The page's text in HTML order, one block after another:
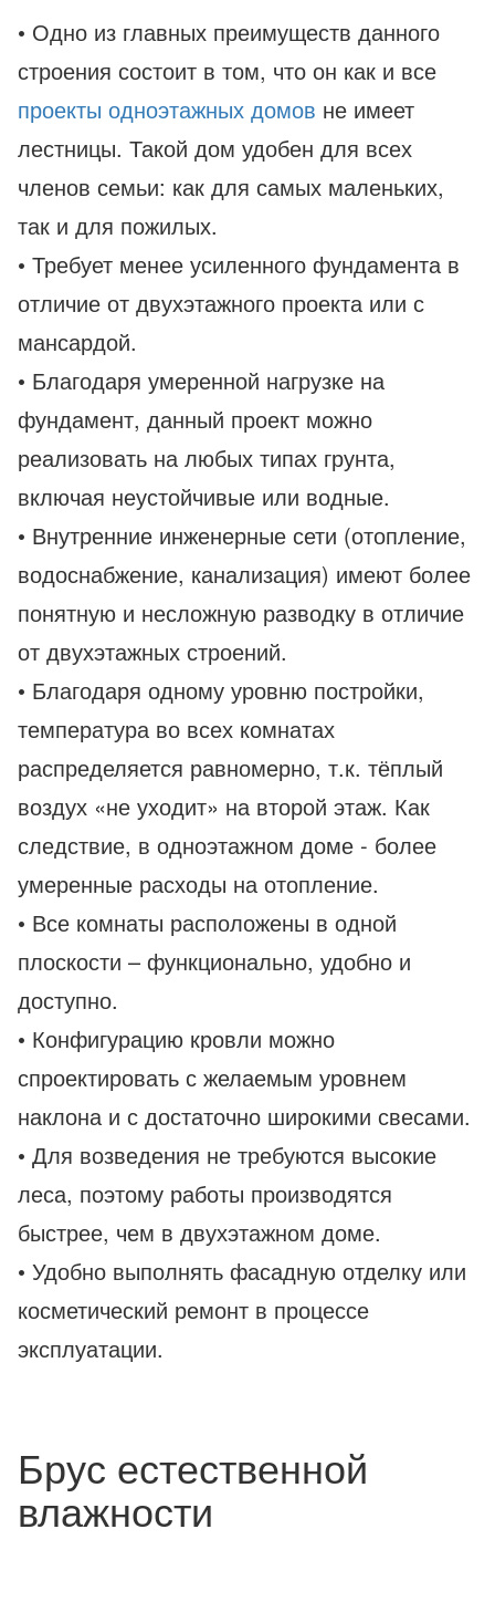
• Одно из главных преимуществ данного
строения состоит в том, что он как и все
проекты одноэтажных домов не имеет
лестницы. Такой дом удобен для всех
членов семьи: как для самых маленьких,
так и для пожилых.
• Требует менее усиленного фундамента в
отличие от двухэтажного проекта или с
мансардой.
• Благодаря умеренной нагрузке на
фундамент, данный проект можно
реализовать на любых типах грунта,
включая неустойчивые или водные.
• Внутренние инженерные сети (отопление,
водоснабжение, канализация) имеют более
понятную и несложную разводку в отличие
от двухэтажных строений.
• Благодаря одному уровню постройки,
температура во всех комнатах
распределяется равномерно, т.к. тёплый
воздух «не уходит» на второй этаж. Как
следствие, в одноэтажном доме - более
умеренные расходы на отопление.
• Все комнаты расположены в одной
плоскости – функционально, удобно и
доступно.
• Конфигурацию кровли можно
спроектировать с желаемым уровнем
наклона и с достаточно широкими свесами.
• Для возведения не требуются высокие
леса, поэтому работы производятся
быстрее, чем в двухэтажном доме.
• Удобно выполнять фасадную отделку или
косметический ремонт в процессе
эксплуатации.
Брус естественной
влажности